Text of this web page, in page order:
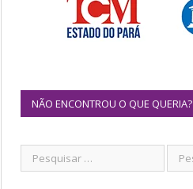
NÃO ENCONTROU O QUE QUERIA?